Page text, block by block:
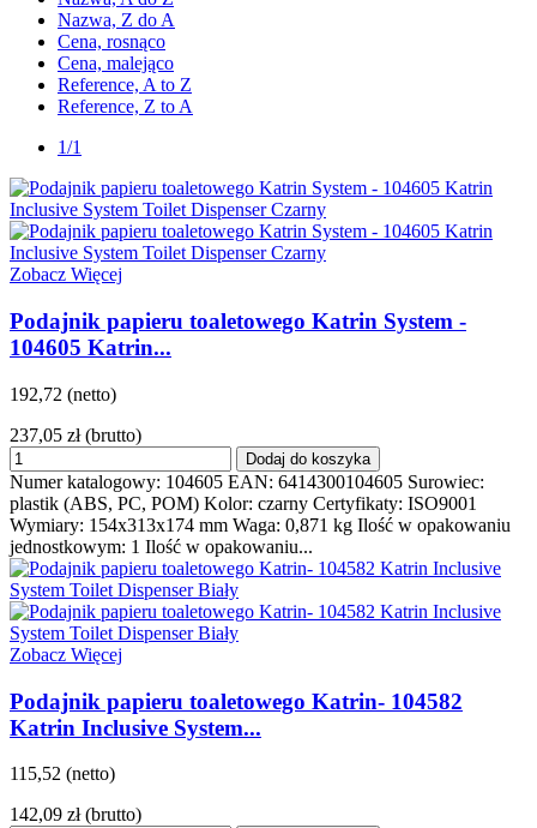
Nazwa, Z do A
Cena, rosnąco
Cena, malejąco
Reference, A to Z
Reference, Z to A
1/1
Zobacz Więcej
Podajnik papieru toaletowego Katrin System -
104605 Katrin...
192,72 (netto)
237,05 zł (brutto)
Dodaj do koszyka
Numer katalogowy: 104605 EAN: 6414300104605 Surowiec:
plastik (ABS, PC, POM) Kolor: czarny Certyfikaty: ISO9001
Wymiary: 154x313x174 mm Waga: 0,871 kg Ilość w opakowaniu
jednostkowym: 1 Ilość w opakowaniu...
Zobacz Więcej
Podajnik papieru toaletowego Katrin- 104582
Katrin Inclusive System...
115,52 (netto)
142,09 zł (brutto)